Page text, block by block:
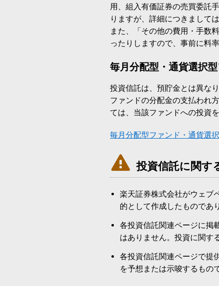
用、組入有価証券の売買委託
りますが、詳細につきまして
また、「その他の費用・手数
ったりしますので、事前に料
毎月分配型・通貨選択
投資信託は、預貯金とは異な
ファンドの分配金の支払われ
ては、当該ファンドへの投資
毎月分配型ファンド・通貨選
 投資信託に関す
楽天証券株式会社がウェブ
的として作成したものであ
各投資信託関連ページに掲
はありません。投資に関す
各投資信託関連ページで提
を予想または示唆するもの